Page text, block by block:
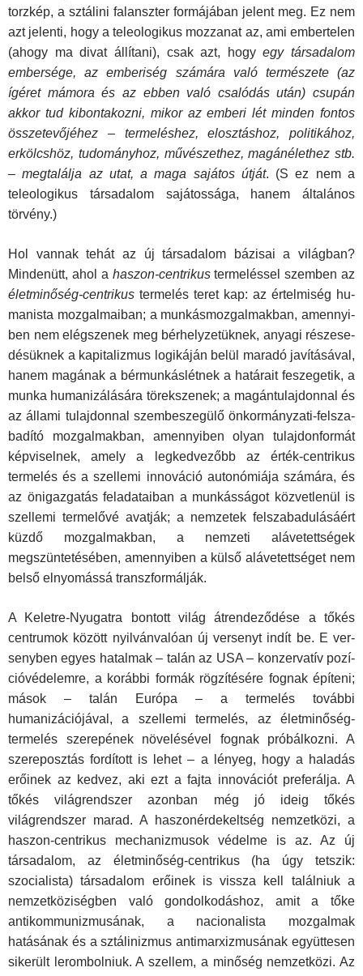
torzkép, a sztálini falansz­ter formájában jelent meg. Ez nem
azt jelenti, hogy a teleolo­gikus mozzanat az, ami embertelen
(ahogy ma divat állítani), csak azt, hogyegy társadalom
embersége, az emberiség számára való természete (az
ígéret mámora és az ebben való csalódás után) csupán
akkor tud kibontakozni, mikor az em­beri lét minden fontos
összetevőjéhez – termeléshez, elosz­táshoz, politikához,
erkölcshöz, tudományhoz, művészethez, magánélethez stb.
– megtalálja az utat, a maga sajátos útját. (S ez nem a
teleologikus társadalom sajátossága, hanem ál­talános
törvény.)
Hol vannak tehát az új társadalom bázisai a világban?
Mindenütt, ahol a haszon-centrikustermeléssel szemben az
életminőség-centrikus termelés teret kap: az értelmiség hu­
manista mozgalmaiban; a munkásmozgalmakban, amennyi­
ben nem elégszenek meg bérhelyzetüknek, anyagi részese­
désüknek a kapitalizmus logikáján belül maradó javításával,
hanem magának a bérmunkáslétnek a határait feszegetik, a
munka humanizálására törekszenek; a magántulajdonnal és
az állami tulajdonnal szembeszegülő önkormányzati-felsza­
badító mozgalmakban, amennyiben olyan tulajdonformát
képviselnek, amely a legkedvezőbb az érték-centrikus
terme­lés és a szellemi innováció autonómiája számára, és
az ön­igazgatás feladataiban a munkásságot közvetlenül is
szellemi termelővé avatják; a nemzetek felszabadulásáért
küzdő moz­galmakban, a nemzeti alávetettségek
megszüntetésében, amennyiben a külső alávetettséget nem
belső elnyomássá transzformálják.
A Keletre-Nyugatra bontott világ átrendeződése a tőkés
centrumok között nyilvánvalóan új versenyt indít be. E ver­
senyben egyes hatalmak – talán az USA – konzervatív pozí­
cióvédelemre, a korábbi formák rögzítésére fognak építeni;
mások – talán Európa – a termelés további
humanizációjával, a szellemi termelés, az életminőség-
termelés szerepének nö­velésével fognak próbálkozni. A
szereposztás fordított is lehet – a lényeg, hogy a haladás
erőinek az kedvez, aki ezt a fajta innovációt preferálja. A
tőkés világrendszer azonban még jó ideig tőkés
világrendszer marad. A haszonérdekeltség nem­zetközi, a
haszon-centrikus mechanizmusok védelme is az. Az új
társadalom, az életminőség-centrikus (ha úgy tetszik:
szocialista) társadalom erőinek is vissza kell találniuk a
nem­zetköziségben való gondolkodáshoz, amit a tőke
antikommu­nizmusának, a nacionalista mozgalmak
hatásának és a sztáli­nizmus antimarxizmusának együttesen
sikerült lerombolniuk. A szellem, a minőség nemzetközi. Az